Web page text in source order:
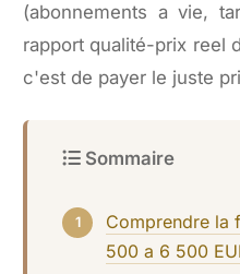
(abonnements a vie,
rapport qualité-prix reel
c'est de payer le juste
Sommaire
Comprendre la
500 a 6 500